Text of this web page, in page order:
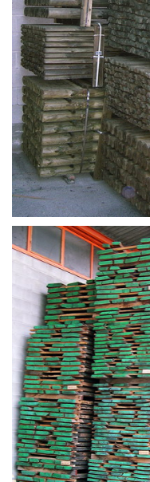
TAVOLAME E AFFINI